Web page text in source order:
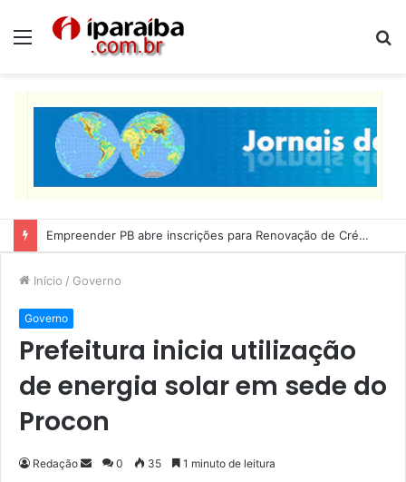
Menu
Lucas Ribeiro inspeciona obras da última etapa do Centro de Convenções
Início / Governo
Governo
Prefeitura inicia utilização
de energia solar em sede do
Procon
Redação 0 35 1 minuto de leitura